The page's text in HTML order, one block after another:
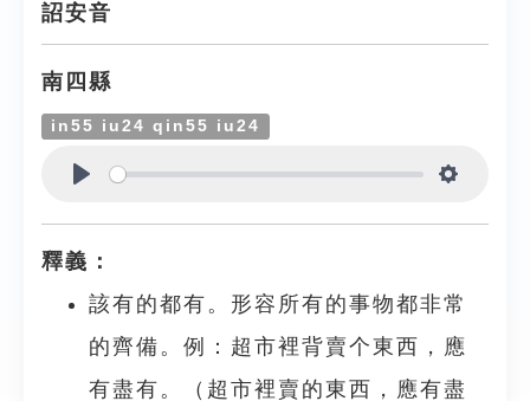
詔安音
南四縣
in55 iu24 qin55 iu24
釋義：
該有的都有。形容所有的事物都非常
的齊備。例：超市裡背賣个東西，應
有盡有。（超市裡賣的東西，應有盡